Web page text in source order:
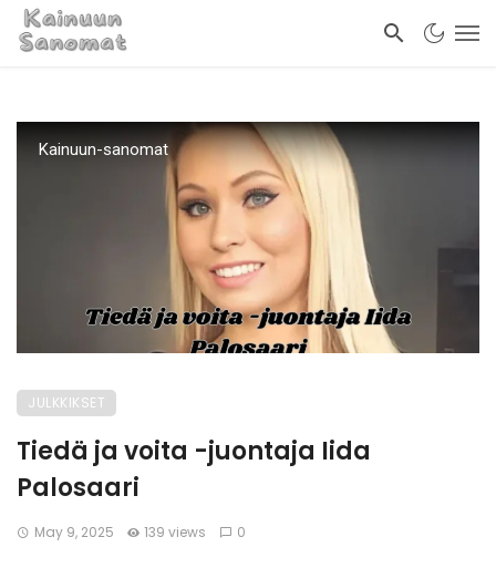
Kainuun-sanomat
JULKKIKSET
Tiedä ja voita -juontaja Iida
Palosaari
May 9, 2025 139 views 0